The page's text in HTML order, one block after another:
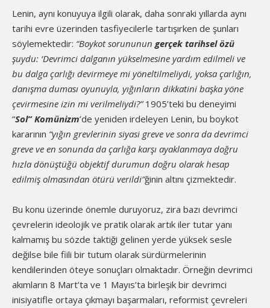
Lenin, aynı konuyuya ilgili olarak, daha sonraki yıllarda aynı
tarihi evre üzerinden tasfiyecilerle tartışırken de şunları
söylemektedir: “Boykot sorununungerçek tarihsel özü
şuydu: ‘Devrimci dalganın yükselmesine yardım edilmeli ve
bu dalga çarlığı devirmeye mi yöneltilmeliydi, yoksa çarlığın,
danışma duması oyunuyla, yığınların dikkatini başka yöne
çevirmesine izin mi verilmeliydi?”1905’teki bu deneyimi
“Sol” Komünizm’de yeniden irdeleyen Lenin, bu boykot
kararının “yığın grevlerinin siyasi greve ve sonra da devrimci
greve ve en sonunda da çarlığa karşı ayaklanmaya doğru
hızla dönüştüğü objektif durumun doğru olarak hesap
edilmiş olmasından ötürü verildi”ğinin altını çizmektedir.
Bu konu üzerinde önemle duruyoruz, zira bazı devrimci
çevrelerin ideolojik ve pratik olarak artık iler tutar yanı
kalmamış bu sözde taktiği gelinen yerde yüksek sesle
değilse bile fiili bir tutum olarak sürdürmelerinin
kendilerinden öteye sonuçları olmaktadır. Örneğin devrimci
akımların 8 Mart’ta ve 1 Mayıs’ta birleşik bir devrimci
inisiyatifle ortaya çıkmayı başarmaları, reformist çevreleri